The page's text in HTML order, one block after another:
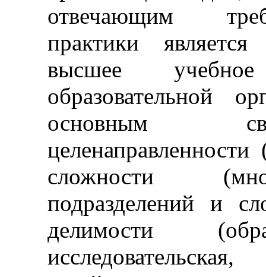
отвечающим
практики
высшее
образовательной
основным
сложности
подразделений и
делимости